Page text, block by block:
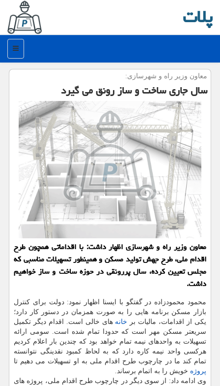
پلات
منو
معاون وزیر راه و شهرسازی:
سال جاری ساخت و ساز رونق می گیرد
معاون وزیر راه و شهرسازی اظهار داشت: با اقداماتی همچون طرح
اقدام ملی، طرح جهش تولید مسکن و همینطور تسهیلات مناسبی که
مجلس تعیین کرده، سال پررونقی در حوزه ساخت و ساز خواهیم
داشت.
محمود محمودزاده در گفتگو با ایسنا اظهار نمود: دولت برای کنترل
بازار مسکن برنامه هایی را به صورت همزمان در دستور کار دارد؛
یکی از اقدامات، مالیات بر خانه های خالی است. اقدام دیگر تکمیل
سریعتر مسکن مهر است که حدودا تمام شده است. سومی ارائه
تسهیلات به واحدهای نیمه تمام خواهد بود که چندین بار اعلام کردیم
هرکسی واحد نیمه کاره دارد که به لحاظ کمبود نقدینگی نتوانسته
تمام کند ما در چارچوب طرح اقدام ملی به او تسهیلات می دهیم تا
پروژه خویش را به اتمام برساند.
وی ادامه داد: از سوی دیگر در چارچوب طرح اقدام ملی، پروژه های